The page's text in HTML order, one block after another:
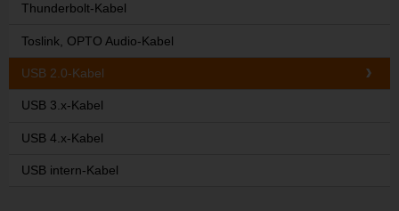
Thunderbolt-Kabel
Toslink, OPTO Audio-Kabel
USB 2.0-Kabel
USB 3.x-Kabel
USB 4.x-Kabel
USB intern-Kabel